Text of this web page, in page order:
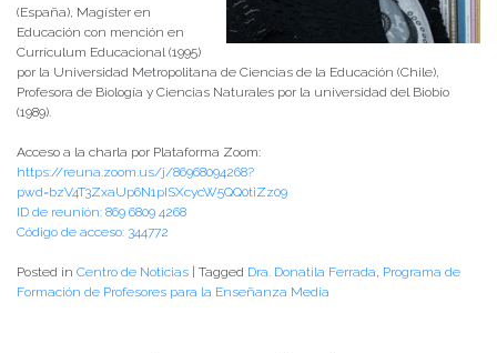
(España), Magíster en
Educación con mención en
Currículum Educacional (1995)
por la Universidad Metropolitana de Ciencias de la Educación (Chile),
Profesora de Biología y Ciencias Naturales por la universidad del Biobío
(1989).
Acceso a la charla por Plataforma Zoom:
https://reuna.zoom.us/j/86968094268?
pwd=bzV4T3ZxaUp6N1pISXcycW5QQ0tiZz09
ID de reunión: 869 6809 4268
Código de acceso: 344772
Posted in Centro de Noticias Tagged Dra. Donatila Ferrada, Programa de
Formación de Profesores para la Enseñanza Media